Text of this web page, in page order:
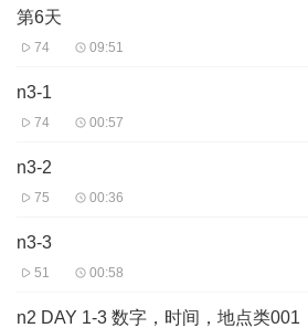
第6天
74 09:51
n3-1
74 00:57
n3-2
75 00:36
n3-3
51 00:58
n2 DAY 1-3 数字，时间，地点类001